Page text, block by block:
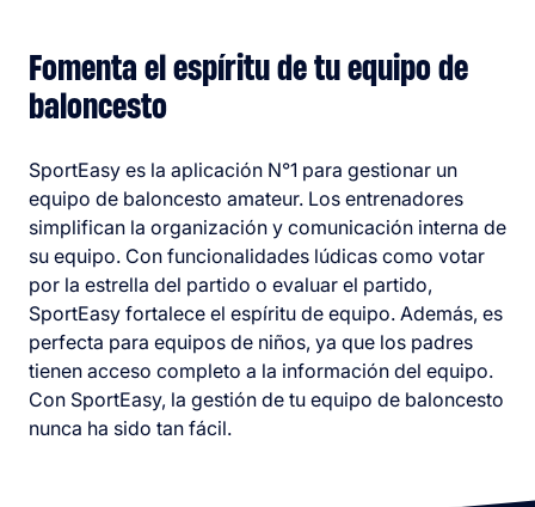
Fomenta el espíritu de tu equipo de
baloncesto
SportEasy es la aplicación N°1 para gestionar un
equipo de baloncesto amateur. Los entrenadores
simplifican la organización y comunicación interna de
su equipo. Con funcionalidades lúdicas como votar
por la estrella del partido o evaluar el partido,
SportEasy fortalece el espíritu de equipo. Además, es
perfecta para equipos de niños, ya que los padres
tienen acceso completo a la información del equipo.
Con SportEasy, la gestión de tu equipo de baloncesto
nunca ha sido tan fácil.